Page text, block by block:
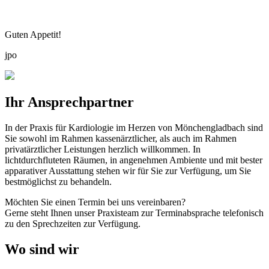
Guten Appetit!
jpo
Ihr Ansprechpartner
In der Praxis für Kardiologie im Herzen von Mönchengladbach sind
Sie sowohl im Rahmen kassenärztlicher, als auch im Rahmen
privatärztlicher Leistungen herzlich willkommen. In
lichtdurchfluteten Räumen, in angenehmen Ambiente und mit bester
apparativer Ausstattung stehen wir für Sie zur Verfügung, um Sie
bestmöglichst zu behandeln.
Möchten Sie einen Termin bei uns vereinbaren?
Gerne steht Ihnen unser Praxisteam zur Terminabsprache telefonisch
zu den Sprechzeiten zur Verfügung.
Wo sind wir